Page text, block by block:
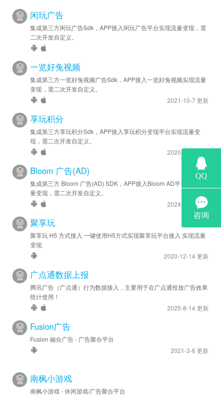
闲玩广告
集成第三方闲玩广告Sdk，APP接入闲玩广告平台实现流量变现，需
二次开发自定义。
一览好兔视频
集成第三方一览好兔视频广告Sdk，APP接入一览好兔视频实现流量
变现，需二次开发自定义。
2021-10-7 更新
享玩积分
集成第三方享玩积分Sdk，APP接入享玩积分变现平台实现流量变
现，需二次开发自定义。
2020-8-20 更新
Bloom 广告(AD)
集成第三方 Bloom 广告(AD) SDK，APP接入Bloom AD平台实现流
量变现，需二次开发自定义。
2024-6-28 更新
聚享玩
聚享玩 H5 方式接入 一键使用H5方式实现聚享玩平台接入 实现流量
变现
2020-12-14 更新
广点通数据上报
腾讯广告（广点通）行为数据接入，主要用于在广点通投放广告效果
统计使用！
2025-8-14 更新
Fusion广告
Fusion 融合广告 - 广告聚合平台
2021-3-6 更新
南枫小游戏
南枫小游戏 - 休闲游戏/广告聚合平台